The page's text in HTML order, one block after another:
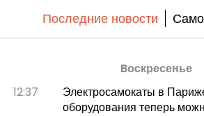
Последние новости
Bоскресенье
12:37
Электросамокаты в
оборудования теперь